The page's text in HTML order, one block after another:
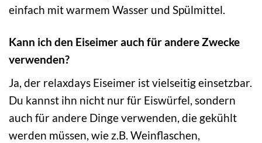
einfach mit warmem Wasser und Spülmittel.
Kann ich den Eiseimer auch für andere Zwecke
verwenden?
Ja, der relaxdays Eiseimer ist vielseitig einsetzbar.
Du kannst ihn nicht nur für Eiswürfel, sondern
auch für andere Dinge verwenden, die gekühlt
werden müssen, wie z.B. Weinflaschen,